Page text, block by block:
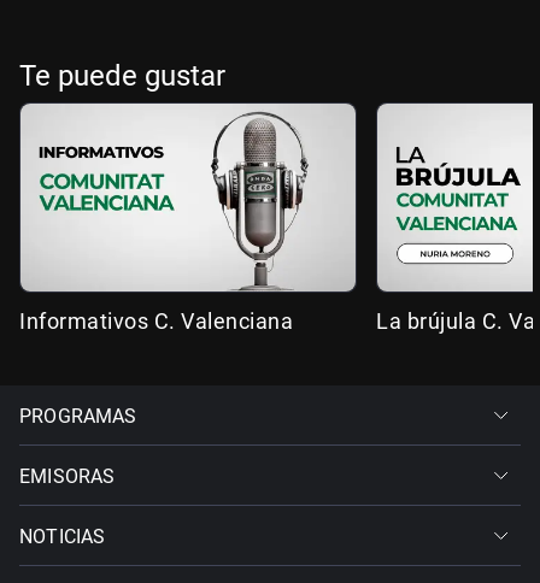
Te puede gustar
Informativos C. Valenciana La brújula C.
PROGRAMAS
EMISORAS
NOTICIAS